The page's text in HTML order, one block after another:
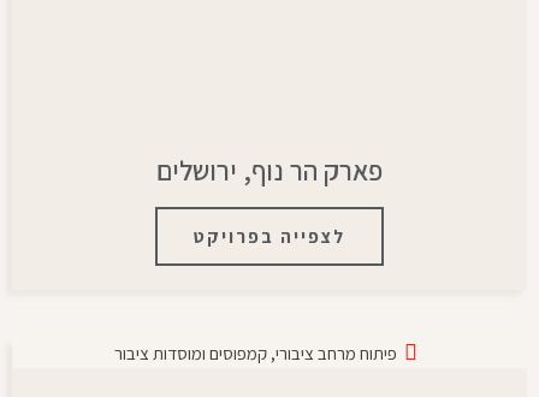
פארק הר נוף, ירושלים
לצפייה בפרויקט
פיתוח מרחב ציבורי, קמפוסים ומוסדות ציבור